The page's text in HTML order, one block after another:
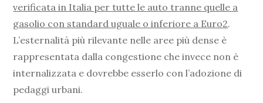
verificata in Italia per tutte le auto tranne quelle a
gasolio con standard uguale o inferiore a Euro2.
L’esternalità più rilevante nelle aree più dense è
rappresentata dalla congestione che invece non è
internalizzata e dovrebbe esserlo con l’adozione di
pedaggi urbani.